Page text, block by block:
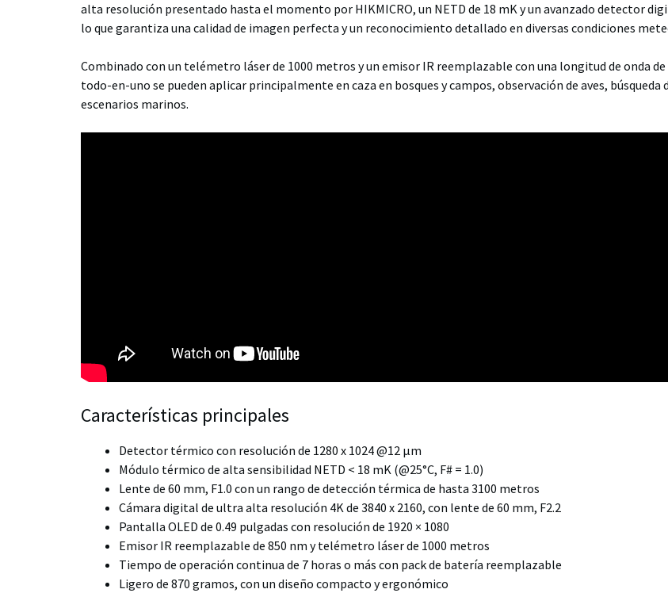
alta resolución presentado hasta el momento por HIKMICRO, un NETD de 18 mK y un avanzado detector
lo que garantiza una calidad de imagen perfecta y un reconocimiento detallado en diversas condiciones
Combinado con un telémetro láser de 1000 metros y un emisor IR reemplazable con una longitud de onda
todo-en-uno se pueden aplicar principalmente en caza en bosques y campos, observación de aves, búsqueda
escenarios marinos.
Características principales
Detector térmico con resolución de 1280 x 1024 @12 μm
Módulo térmico de alta sensibilidad NETD < 18 mK (@25°C, F# = 1.0)
Lente de 60 mm, F1.0 con un rango de detección térmica de hasta 3100 metros
Cámara digital de ultra alta resolución 4K de 3840 x 2160, con lente de 60 mm, F2.2
Pantalla OLED de 0.49 pulgadas con resolución de 1920 × 1080
Emisor IR reemplazable de 850 nm y telémetro láser de 1000 metros
Tiempo de operación continua de 7 horas o más con pack de batería reemplazable
Ligero de 870 gramos, con un diseño compacto y ergonómico